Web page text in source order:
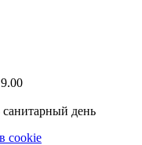
день
cookie